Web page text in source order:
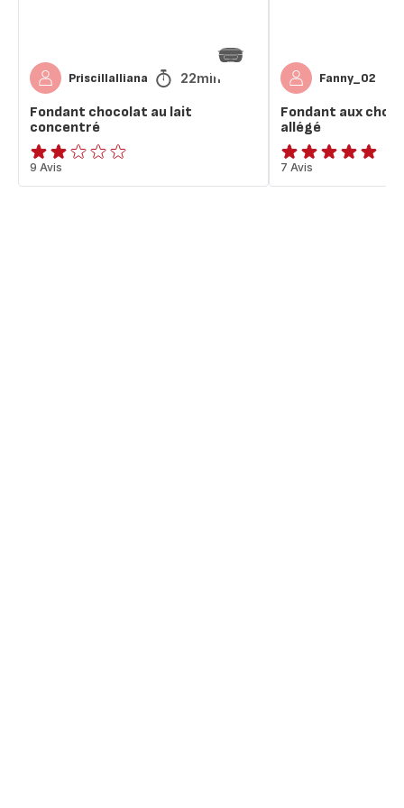
PriscillaIliana 22min
Fondant chocolat au lait
concentré
Avis
2
9 Avis
Fanny_02
Fondant aux
allégé
Avis
5
7 Avis